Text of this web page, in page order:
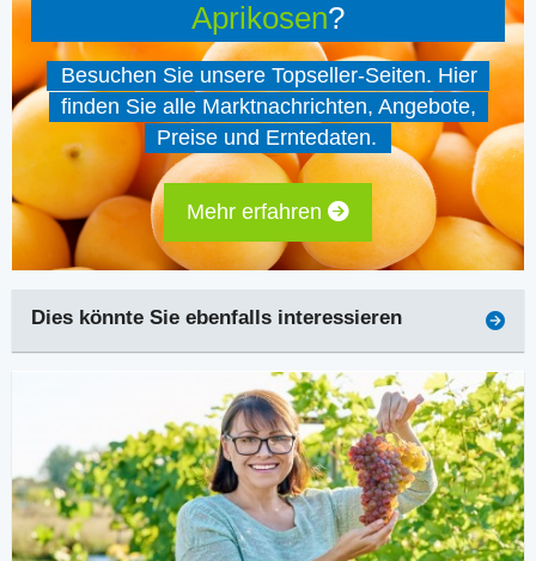
Aprikosen?
Besuchen Sie unsere Topseller-Seiten. Hier
finden Sie alle Marktnachrichten, Angebote,
Preise und Erntedaten.
Mehr erfahren
Dies könnte Sie ebenfalls interessieren